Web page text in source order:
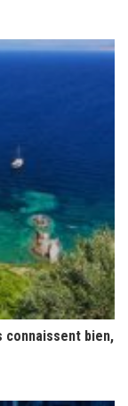
connaissent bien,